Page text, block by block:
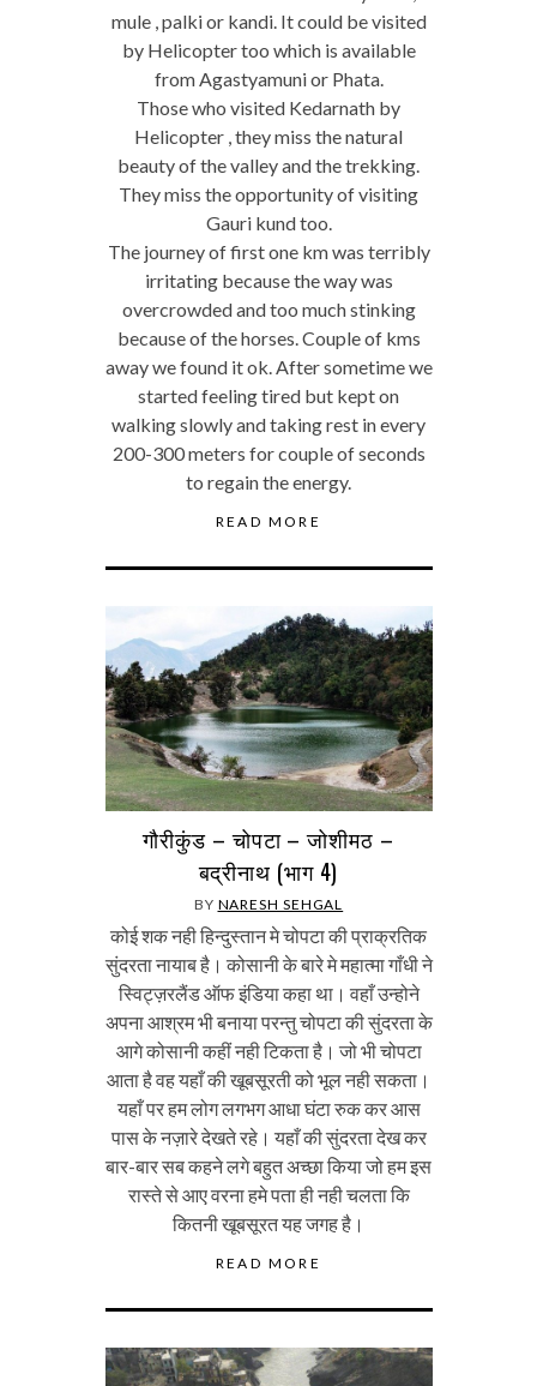
mule , palki or kandi. It could be visited
by Helicopter too which is available
from Agastyamuni or Phata.
Those who visited Kedarnath by
Helicopter , they miss the natural
beauty of the valley and the trekking.
They miss the opportunity of visiting
Gauri kund too.
The journey of first one km was terribly
irritating because the way was
overcrowded and too much stinking
because of the horses. Couple of kms
away we found it ok. After sometime we
started feeling tired but kept on
walking slowly and taking rest in every
200-300 meters for couple of seconds
to regain the energy.
READ MORE
गौरीकुंड – चोपटा – जोशीमठ –
बद्रीनाथ (भाग 4)
BY NARESH SEHGAL
कोई शक नही हिन्दुस्तान मे चोपटा की प्राक्रतिक
सुंदरता नायाब है। कोसानी के बारे मे महात्मा गाँधी ने
स्विट्ज़रलैंड ऑफ इंडिया कहा था। वहाँ उन्होने
अपना आश्रम भी बनाया परन्तु चोपटा की सुंदरता के
आगे कोसानी कहीं नही टिकता है। जो भी चोपटा
आता है वह यहाँ की खूबसूरती को भूल नही सकता।
यहाँ पर हम लोग लगभग आधा घंटा रुक कर आस
पास के नज़ारे देखते रहे। यहाँ की सुंदरता देख कर
बार-बार सब कहने लगे बहुत अच्छा किया जो हम इस
रास्ते से आए वरना हमे पता ही नही चलता कि
कितनी खूबसूरत यह जगह है।
READ MORE